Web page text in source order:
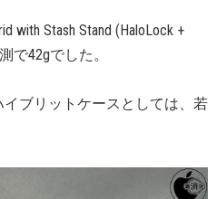
with Stash Stand (HaloLock +
で42gでした。
ブリットケースとしては、若